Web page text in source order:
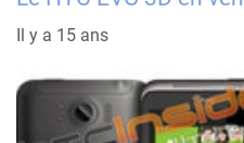
Il y a 15 ans